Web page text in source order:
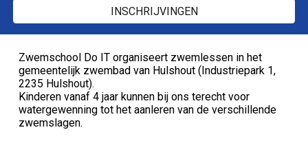
INSCHRIJVINGEN
Zwemschool Do IT organiseert zwemlessen in het
gemeentelijk zwembad van Hulshout (Industriepark 1,
2235 Hulshout).
Kinderen vanaf 4 jaar kunnen bij ons terecht voor
watergewenning tot het aanleren van de verschillende
zwemslagen.